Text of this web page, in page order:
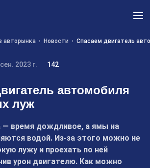
авторынка Новости Спасаем двигатель
2023 г. 142
автомобиля
луж
— время дождливое, а ямы на
водой. Из-за этого можно не
лужу и проехать по ней
урон двигателю. Как можно